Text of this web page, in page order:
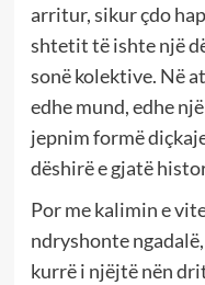
arritur, sikur çdo
shtetit të ishte një
sonë kolektive. Në
edhe mund, edhe
jepnim formë
dëshirë e gjatë
Por me kalimin e
ndryshonte
kurrë i njëjtë nën